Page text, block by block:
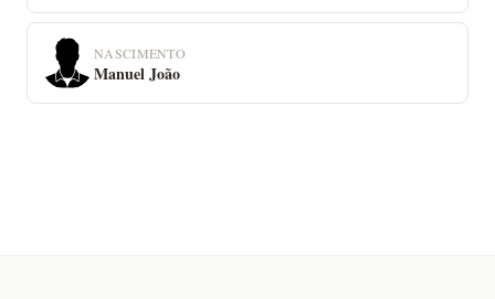
NASCIMENTO
Manuel João